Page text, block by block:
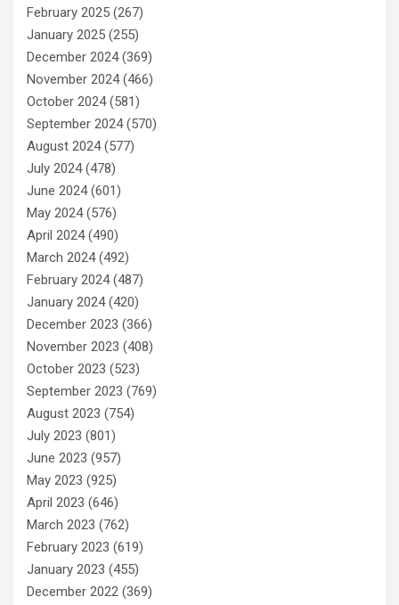
February 2025 (267)
January 2025 (255)
December 2024(369)
November 2024(466)
October 2024(581)
September 2024(570)
August 2024(577)
July 2024(478)
June 2024(601)
May 2024(576)
April 2024(490)
March 2024(492)
February 2024(487)
January 2024(420)
December 2023 (366)
November 2023 (408)
October 2023 (523)
September 2023 (769)
August 2023 (754)
July 2023 (801)
June 2023 (957)
May 2023 (925)
April 2023 (646)
March 2023 (762)
February 2023 (619)
January 2023 (455)
December 2022 (369)